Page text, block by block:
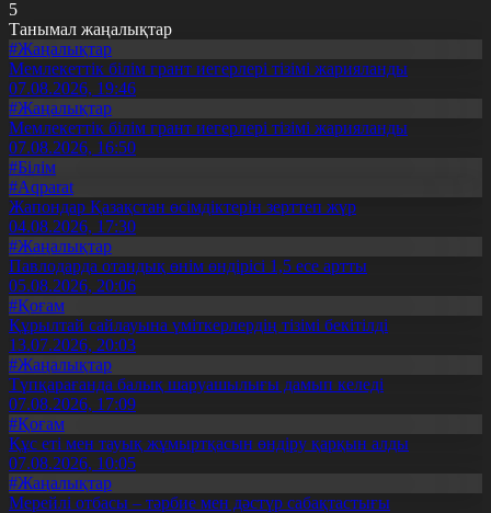
5
Танымал жаңалықтар
#Жаңалықтар
Мемлекеттік білім грант иегерлері тізімі жарияланды
07.08.2026, 19:46
#Жаңалықтар
Мемлекеттік білім грант иегерлері тізімі жарияланды
07.08.2026, 16:50
#Білім
#Aqparat
Жапондар Қазақстан өсімдіктерін зерттеп жүр
04.08.2026, 17:30
#Жаңалықтар
Павлодарда отандық өнім өндірісі 1,5 есе артты
05.08.2026, 20:06
#Қоғам
Құрылтай сайлауына үміткерлердің тізімі бекітілді
13.07.2026, 20:03
#Жаңалықтар
Түпқарағанда балық шаруашылығы дамып келеді
07.08.2026, 17:09
#Қоғам
Құс еті мен тауық жұмыртқасын өндіру қарқын алды
07.08.2026, 10:05
#Жаңалықтар
Мерейлі отбасы – тәрбие мен дәстүр сабақтастығы